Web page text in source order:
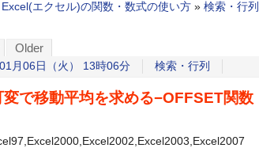
Excel(エクセル)の関数・数式の使い方 » 検索・行列
Older
月06日（火） 13時06分 検索・行列
変で移動平均を求める−OFFSET関数